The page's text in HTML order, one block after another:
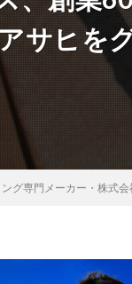
サヒを
グ専門メーカー・株式